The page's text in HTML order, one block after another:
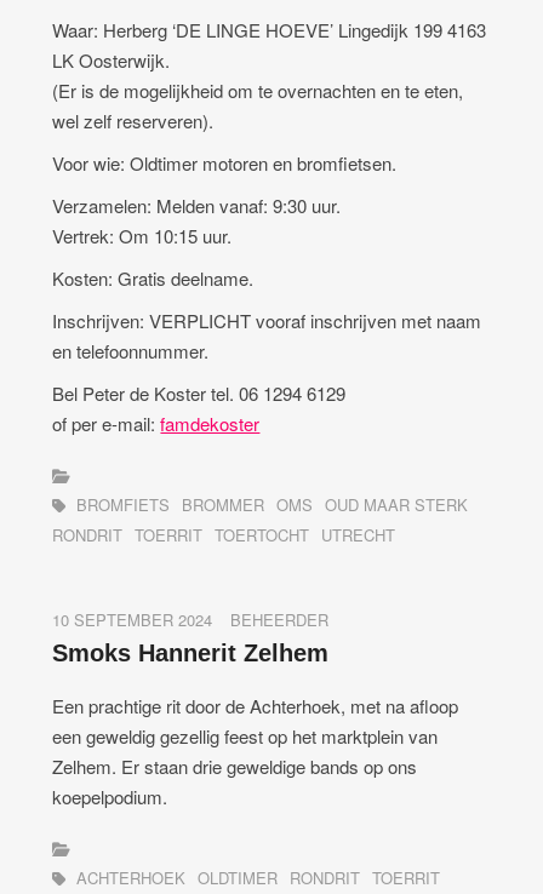
Waar: Herberg ‘DE LINGE HOEVE’ Lingedijk 199 4163
LK Oosterwijk.
(Er is de mogelijkheid om te overnachten en te eten,
wel zelf reserveren).
Voor wie: Oldtimer motoren en bromfietsen.
Verzamelen: Melden vanaf: 9:30 uur.
Vertrek: Om 10:15 uur.
Kosten: Gratis deelname.
Inschrijven: VERPLICHT vooraf inschrijven met naam
en telefoonnummer.
Bel Peter de Koster tel. 06 1294 6129
of per e-mail:famdekoster
BROMFIETS BROMMER OMS
OUD MAAR STERK
RONDRIT TOERRIT TOERTOCHT UTRECHT
10 SEPTEMBER 2024 BEHEERDER
Smoks Hannerit Zelhem
Een prachtige rit door de Achterhoek, met na afloop
een geweldig gezellig feest op het marktplein van
Zelhem. Er staan drie geweldige bands op ons
koepelpodium.
ACHTERHOEK OLDTIMER RONDRIT TOERRIT